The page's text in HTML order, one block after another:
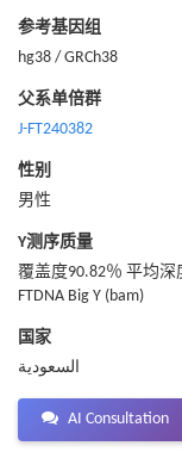
参考基因组
hg38 / GRCh38
父系单倍群
J-FT240382
性别
男性
Y测序质量
覆盖度90.82％ 平均深
FTDNA Big Y (bam)
国家
السعودية
AI Consultation